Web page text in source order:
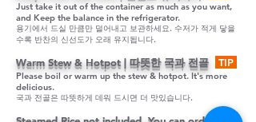
Just take it out of the container as much as you want,
and Keep the balance in the refrigerator.
용기에서 드실 만큼만 덜어내고 보관하세요. 수저가 적게 닿을
수록 반찬의 신선도가 오래 유지됩니다.
Warm Stew & Hotpot | 따뜻한 국과 전골 TIP
Please boil or warm up the stew & hotpot. It's more
delicious.
국과 전골은 따뜻하게 데워 드시면 더 맛있습니다.